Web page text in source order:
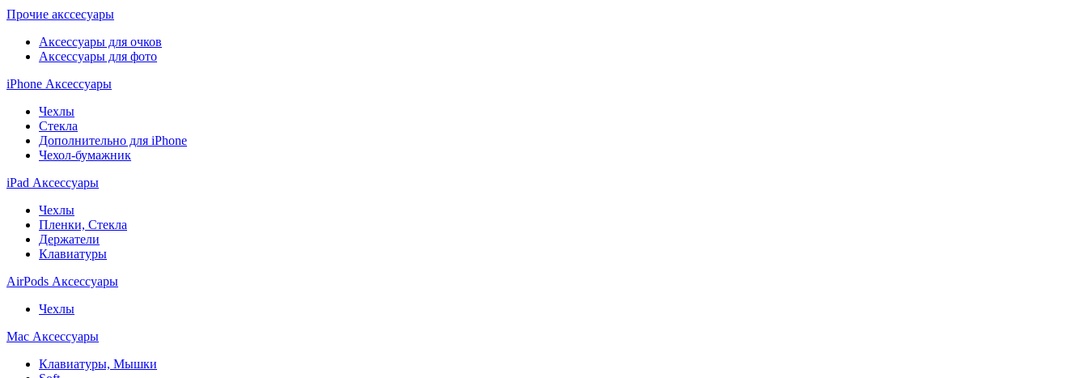
Прочие акссесуары
Аксессуары для очков
Аксессуары для фото
iPhone Аксессуары
Чехлы
Стекла
Дополнительно для iPhone
Чехол-бумажник
iPad Аксессуары
Чехлы
Пленки, Стекла
Держатели
Клавиатуры
AirPods Аксессуары
Чехлы
Mac Аксессуары
Клавиатуры, Мышки